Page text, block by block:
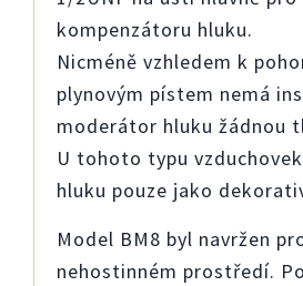
kompenzátoru hluku.
Nicméně vzhledem k
plynovým pístem nemá
moderátor hluku žádnou
U tohoto typu
hluku pouze jako
Model BM8 byl navržen
nehostinném prostředí.